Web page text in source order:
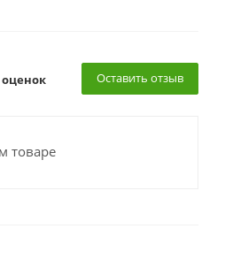
оценок Оставить отзыв
товаре